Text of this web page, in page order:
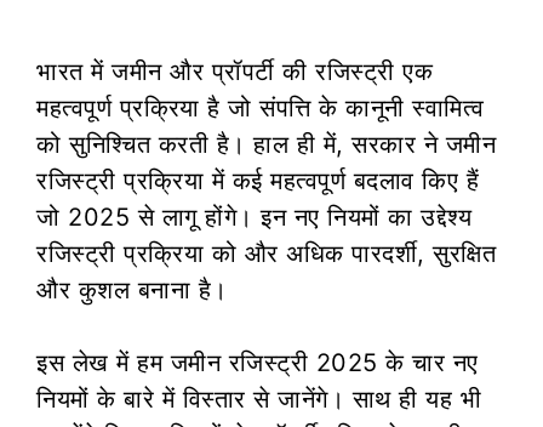
भारत में जमीन और प्रॉपर्टी की रजिस्ट्री एक
महत्वपूर्ण प्रक्रिया है जो संपत्ति के कानूनी स्वामित्व
को सुनिश्चित करती है। हाल ही में, सरकार ने जमीन
रजिस्ट्री प्रक्रिया में कई महत्वपूर्ण बदलाव किए हैं
जो 2025 से लागू होंगे। इन नए नियमों का उद्देश्य
रजिस्ट्री प्रक्रिया को और अधिक पारदर्शी, सुरक्षित
और कुशल बनाना है।
इस लेख में हम जमीन रजिस्ट्री 2025 के चार नए
नियमों के बारे में विस्तार से जानेंगे। साथ ही यह भी